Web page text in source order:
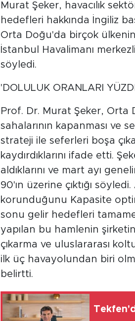
Murat Şeker, havacılık
hedefleri hakkında İngiliz
Orta Doğu'da birçok ülkenin
İstanbul Havalimanı
söyledi.
'DOLULUK ORANLARI
Prof. Dr. Murat Şeker, Orta
sahalarının kapanması ve
strateji ile seferleri boşa
kaydırdıklarını ifade etti.
aldıklarını ve mart ayı
90'ın üzerine çıktığı
korunduğunu Kapasite
sonu gelir hedefleri
yapılan bu hamlenin
çıkarma ve uluslararası
ilk üç havayolundan biri
belirtti.